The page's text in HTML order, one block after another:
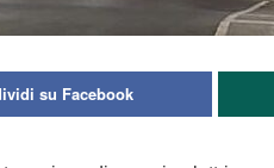
su Facebook